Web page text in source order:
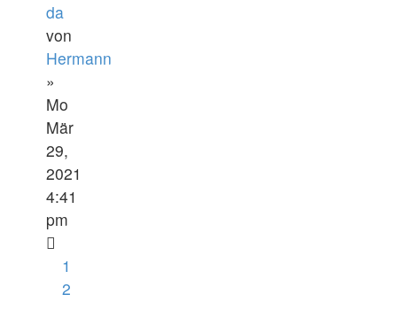
da
von
Hermann
»
Mo
Mär
29,
2021
4:41
pm
1
2